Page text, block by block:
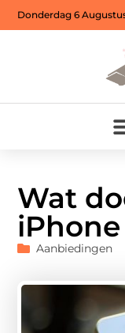
Donderdag 6
Wat
Aanbiedingen